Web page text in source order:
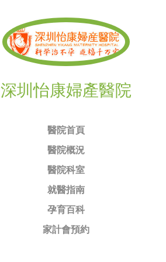
深圳怡康婦產醫院
醫院首頁
醫院概況
醫院科室
就醫指南
孕育百科
家計會預約